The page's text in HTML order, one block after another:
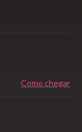
Como chegar